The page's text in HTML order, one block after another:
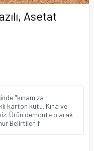
Asetat
"kınamıza
karton kutu. Kına ve
Ürün demonte olarak
Belirtilen f